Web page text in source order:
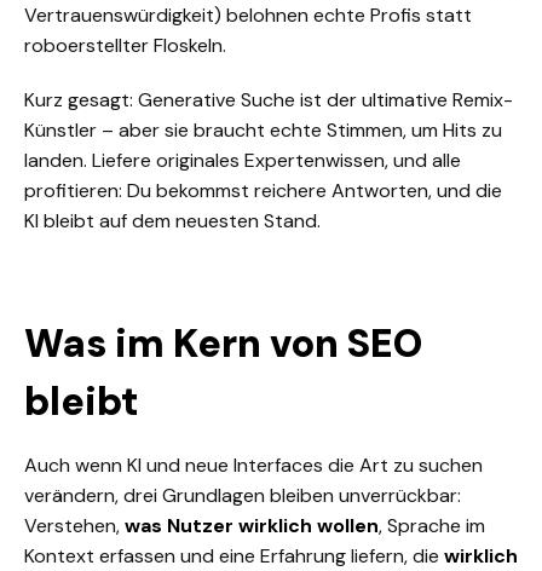
Vertrauenswürdigkeit) belohnen echte Profis statt
roboerstellter Floskeln.
Kurz gesagt: Generative Suche ist der ultimative Remix-
Künstler – aber sie braucht echte Stimmen, um Hits zu
landen. Liefere originales Expertenwissen, und alle
profitieren: Du bekommst reichere Antworten, und die
KI bleibt auf dem neuesten Stand.
Was im Kern von SEO
bleibt
Auch wenn KI und neue Interfaces die Art zu suchen
verändern, drei Grundlagen bleiben unverrückbar:
Verstehen,was Nutzer wirklich wollen, Sprache im
Kontext erfassen und eine Erfahrung liefern, die wirklich